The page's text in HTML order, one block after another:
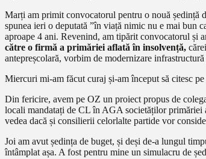
Marți am primit convocatorul pentru o nouă ședință
spunea ieri o deputată ”în viață nimic nu e mai bun
aproape 4 ani. Revenind, am tipărit convocatorul și
către o firmă a primăriei aflată în insolvență,
antepreșcolară, vorbim de modernizare
Miercuri mi-am făcut curaj și-am început să citesc
Din fericire, avem pe OZ un proiect propus de
locali mandatați de CL în AGA societăților primăriei
vedea dacă și consilierii celorlalte partide vor
Joi am avut ședința de buget, și deși de-a lungul
întâmplat așa. A fost pentru mine un simulacru de